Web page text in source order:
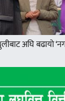
अघि बढायो